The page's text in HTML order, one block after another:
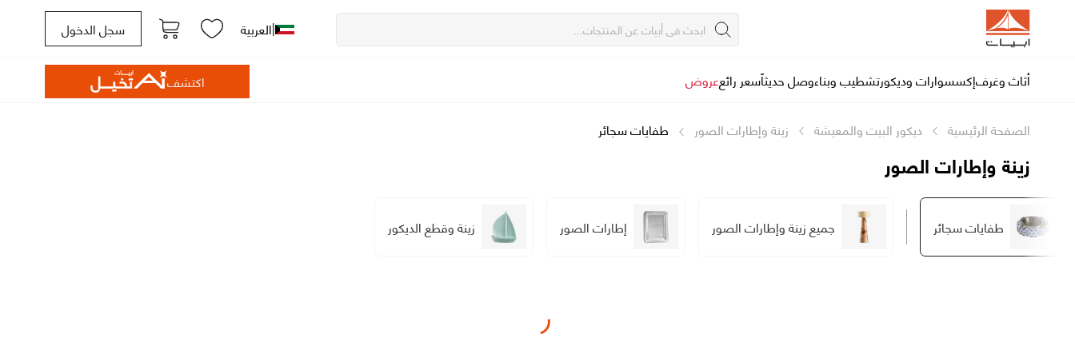
|العربية سجل الدخول
أثاث وغرفإكسسوارات وديكورتشطيب وبناءوصل حديثاًسعر رائععروض اكتشف
الصفحة الرئيسية ديكور البيت والمعيشة زينة وإطارات الصور طفايات سجائر
زينة وإطارات الصور
طفايات سجائر جميع زينة وإطارات الصور إطارات الصور زينة وقطع الديكور